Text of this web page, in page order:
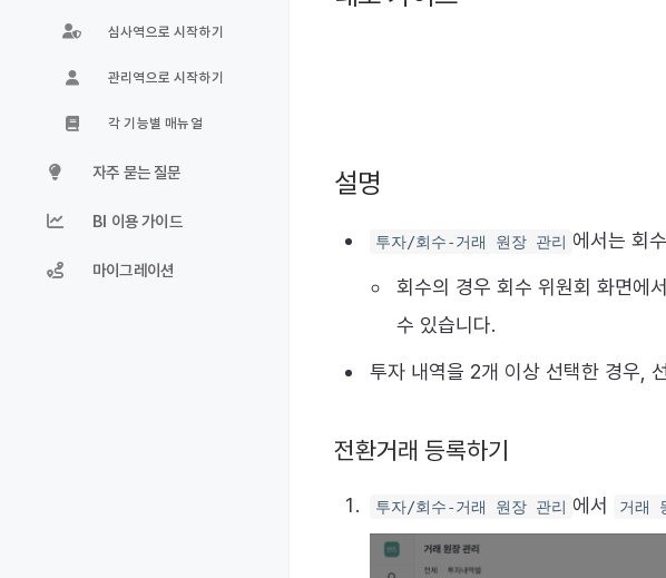
심사역으로 시작하기
관리역으로 시작하기
각 기능별 매뉴얼
자주 묻는 질문
BI 이용 가이드
마이그레이션
설명
투자/회수-거래 원장 관리 에서는 회
회수의 경우 회수 위원회 화면에
수 있습니다.
투자 내역을 2개 이상 선택한 경우,
전환거래 등록하기
투자/회수-거래 원장 관리 에서 거래